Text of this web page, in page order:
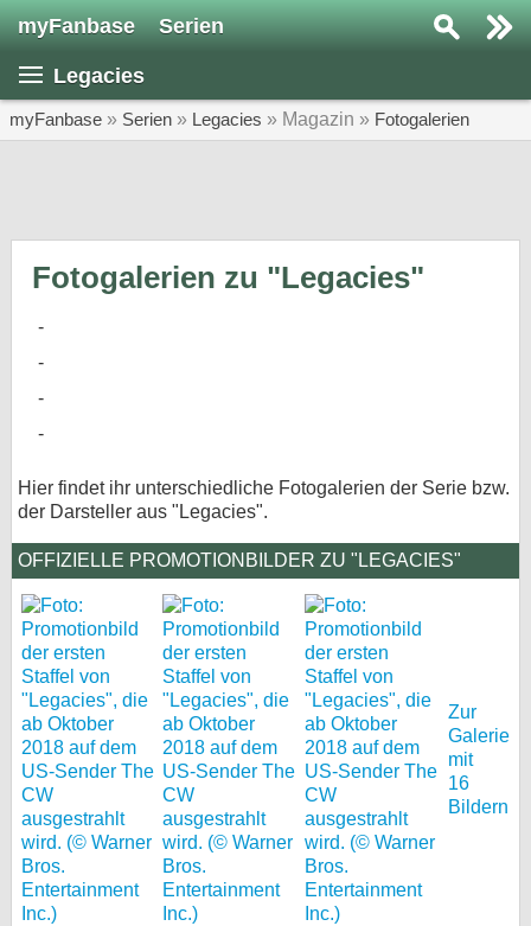
myFanbase Serien
Legacies
myFanbase » Serien » Legacies » Magazin » Fotogalerien
Fotogalerien zu "Legacies"
Hier findet ihr unterschiedliche Fotogalerien der Serie bzw.
der Darsteller aus "Legacies".
OFFIZIELLE PROMOTIONBILDER ZU "LEGACIES"
Zur
Galerie
mit
16
Bildern
SERIEN
Forum
bei X
bei Facebook
Kontakt
Nutzungsbedingungen
Datenschutz
Cookie-Einstellungen
Impressum